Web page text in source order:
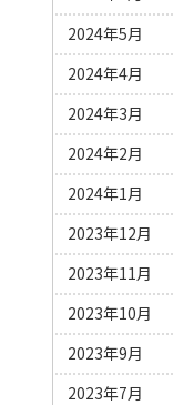
2024年5月
2024年4月
2024年3月
2024年2月
2024年1月
2023年12月
2023年11月
2023年10月
2023年9月
2023年7月